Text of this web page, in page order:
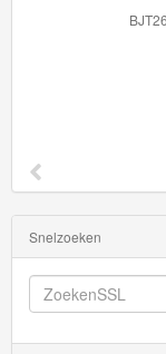
Snelzoeken